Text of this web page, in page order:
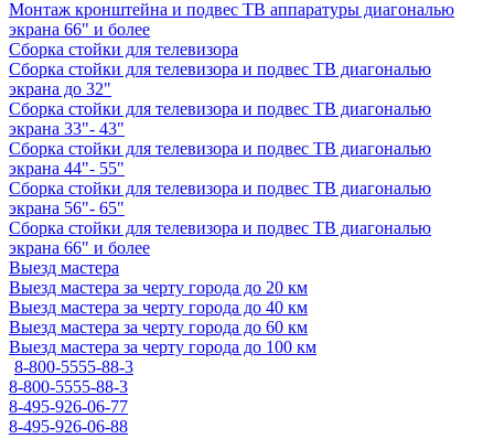
Монтаж кронштейна и подвес ТВ аппаратуры диагональю
экрана 66" и более
Сборка стойки для телевизора
Сборка стойки для телевизора и подвес ТВ диагональю
экрана до 32"
Сборка стойки для телевизора и подвес ТВ диагональю
экрана 33"- 43"
Сборка стойки для телевизора и подвес ТВ диагональю
экрана 44"- 55"
Сборка стойки для телевизора и подвес ТВ диагональю
экрана 56"- 65"
Сборка стойки для телевизора и подвес ТВ диагональю
экрана 66" и более
Выезд мастера
Выезд мастера за черту города до 20 км
Выезд мастера за черту города до 40 км
Выезд мастера за черту города до 60 км
Выезд мастера за черту города до 100 км
8-800-5555-88-3
8-800-5555-88-3
8-495-926-06-77
8-495-926-06-88